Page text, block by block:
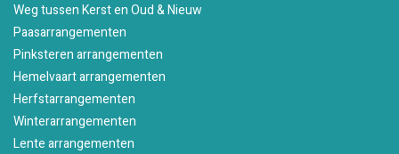
Weg tussen Kerst en Oud & Nieuw
Paasarrangementen
Pinksteren arrangementen
Hemelvaart arrangementen
Herfstarrangementen
Winterarrangementen
Lente arrangementen